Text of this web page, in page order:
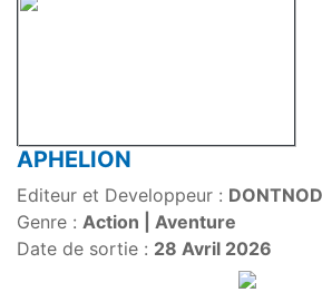
APHELION
Editeur et Developpeur :
Genre : Action | Aventure
Date de sortie : 28 Avril 2026